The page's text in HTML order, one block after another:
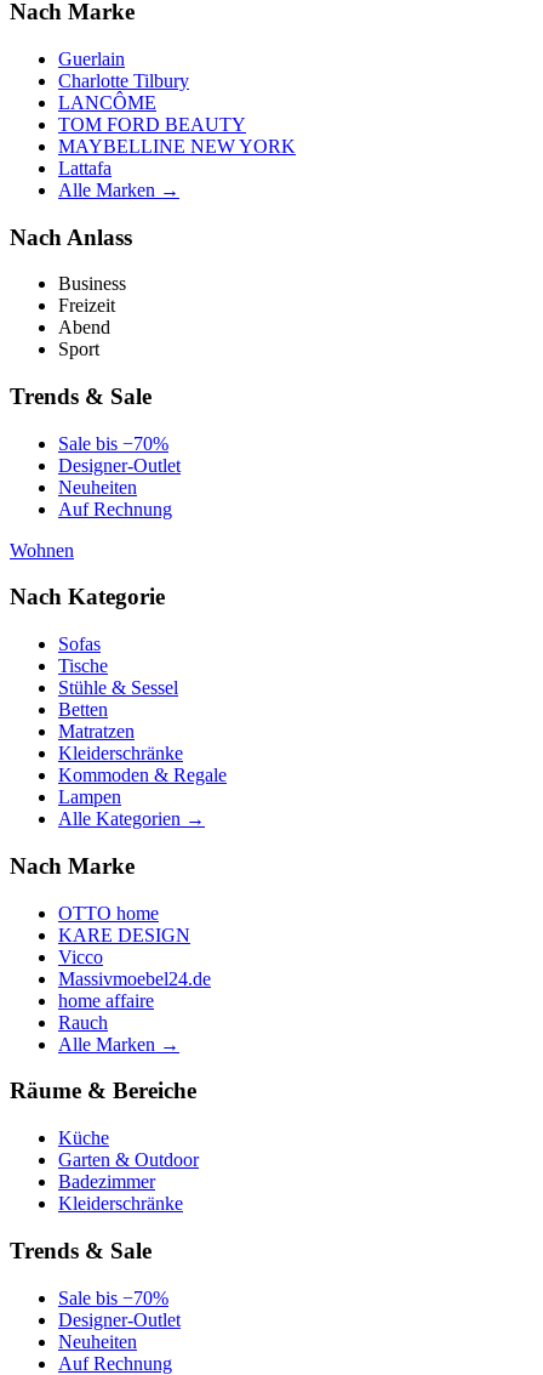
Nach Marke
Guerlain
Charlotte Tilbury
LANCÔME
TOM FORD BEAUTY
MAYBELLINE NEW YORK
Lattafa
Alle Marken →
Nach Anlass
Business
Freizeit
Abend
Sport
Trends & Sale
Sale bis −70%
Designer-Outlet
Neuheiten
Auf Rechnung
Wohnen
Nach Kategorie
Sofas
Tische
Stühle & Sessel
Betten
Matratzen
Kleiderschränke
Kommoden & Regale
Lampen
Alle Kategorien →
Nach Marke
OTTO home
KARE DESIGN
Vicco
Massivmoebel24.de
home affaire
Rauch
Alle Marken →
Räume & Bereiche
Küche
Garten & Outdoor
Badezimmer
Kleiderschränke
Trends & Sale
Sale bis −70%
Designer-Outlet
Neuheiten
Auf Rechnung